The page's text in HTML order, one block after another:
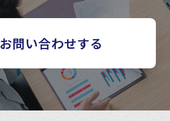
お問い合わせする